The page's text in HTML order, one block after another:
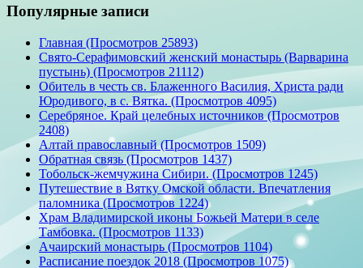
Популярные записи
Главная (Просмотров 25893)
Свято-Серафимовский женский монастырь (Варварина
пустынь) (Просмотров 21112)
Обитель в честь св. Блаженного Василия, Христа ради
Юродивого, в с. Вятка. (Просмотров 4095)
Серебряное. Край целебных источников (Просмотров
2408)
Алтай православный (Просмотров 1509)
Обратная связь (Просмотров 1437)
Тобольск-жемчужина Сибири. (Просмотров 1245)
Путешествие в Вятку Омской области. Впечатления
паломника (Просмотров 1224)
Храм Владимирской иконы Божьей Матери в селе
Тамбовка. (Просмотров 1133)
Ачаирский монастырь (Просмотров 1104)
Расписание поездок 2018 (Просмотров 1075)